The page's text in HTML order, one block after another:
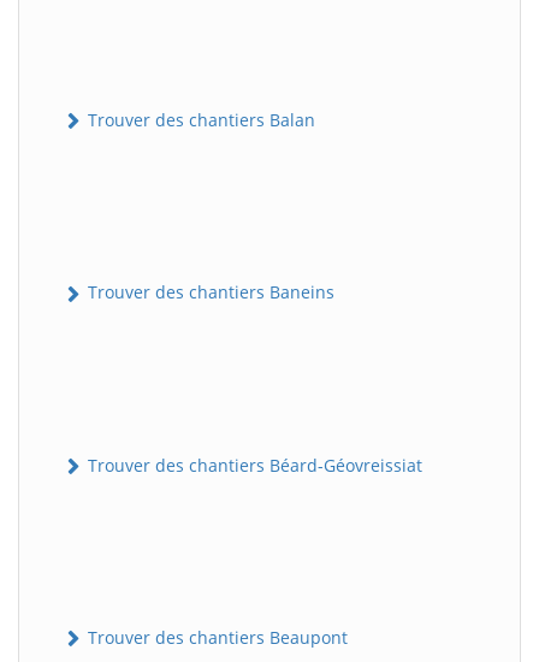
Trouver des chantiers Balan
Trouver des chantiers Baneins
Trouver des chantiers Béard-Géovreissiat
Trouver des chantiers Beaupont